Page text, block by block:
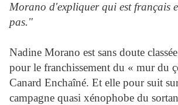
Morano d'expliquer qui est français
pas."
Nadine Morano est sans doute
pour le franchissement du « mur du
Canard Enchaîné. Et elle pour suit
campagne quasi xénophobe du